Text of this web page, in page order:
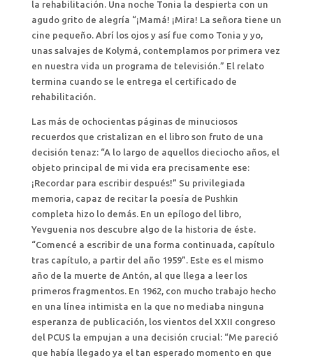
la rehabilitación. Una noche Tonia la despierta con un
agudo grito de alegría “¡Mamá! ¡Mira! La señora tiene un
cine pequeño. Abrí los ojos y así fue como Tonia y yo,
unas salvajes de Kolymá, contemplamos por primera vez
en nuestra vida un programa de televisión.” El relato
termina cuando se le entrega el certificado de
rehabilitación.
Las más de ochocientas páginas de minuciosos
recuerdos que cristalizan en el libro son fruto de una
decisión tenaz: “A lo largo de aquellos dieciocho años, el
objeto principal de mi vida era precisamente ese:
¡Recordar para escribir después!” Su privilegiada
memoria, capaz de recitar la poesía de Pushkin
completa hizo lo demás. En un epílogo del libro,
Yevguenia nos descubre algo de la historia de éste.
“Comencé a escribir de una forma continuada, capítulo
tras capítulo, a partir del año 1959”. Este es el mismo
año de la muerte de Antón, al que llega a leer los
primeros fragmentos. En 1962, con mucho trabajo hecho
en una línea intimista en la que no mediaba ninguna
esperanza de publicación, los vientos del XXII congreso
del PCUS la empujan a una decisión crucial: “Me pareció
que había llegado ya el tan esperado momento en que